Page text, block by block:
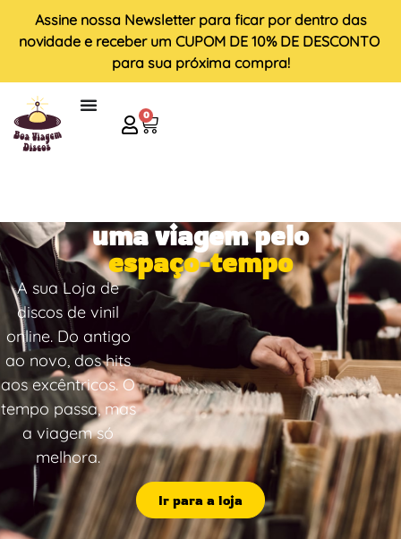
Assine nossa Newsletter para ficar por dentro das
novidade e receber um CUPOM DE 10% DE DESCONTO
para sua próxima compra!
0
uma viagem pelo
espaço-tempo
A sua Loja de
discos de vinil
online. Do antigo
ao novo, dos hits
aos excêntricos. O
tempo passa, mas
a viagem só
melhora.
Ir para a loja